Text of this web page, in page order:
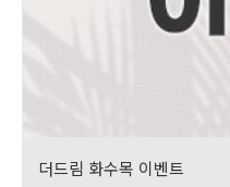
더드림 화수목 이벤트